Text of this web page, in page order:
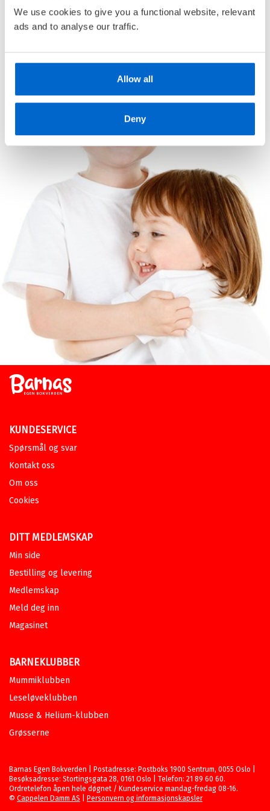
We use cookies to give you a functional website, relevant
ads and to analyse our traffic.
Allow all
Deny
• Oppsummeringer i form av illustrert tidslinje eller
systematisert oversikt
• Oppgavestoff inndelt i spørsmål og oppgaver
KUNDESERVICE
Spørsmål og svar
Kontakt oss
Om oss
Cookies
DITT MEDLEMSKAP
Min side
Bestilling og levering
Medlemskap
Meld deg inn
Magasinet
BARNEKLUBBER
Mummiklubben
Leseløveklubben
Musse & Helium-klubben
Grøsserne
Barnas Egen Bokverden | Postadresse: Postboks 1900 Sentrum, 0055 Oslo |
Besøksadresse: Stortingsgata 28, 0161 Oslo | Telefon: 21 89 60 60.
Ordretelefon åpen hele døgnet / Kundeservice mandag-fredag 08-16.
© Cappelen Damm AS Personvern og informasjonskapsler